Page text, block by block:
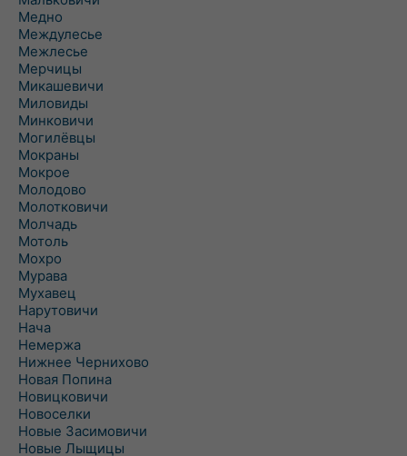
Медно
Междулесье
Межлесье
Мерчицы
Микашевичи
Миловиды
Минковичи
Могилёвцы
Мокраны
Мокрое
Молодово
Молотковичи
Молчадь
Мотоль
Мохро
Мурава
Мухавец
Нарутовичи
Нача
Немержа
Нижнее Чернихово
Новая Попина
Новицковичи
Новоселки
Новые Засимовичи
Новые Лыщицы